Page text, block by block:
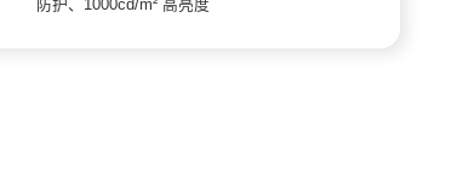
防护、1000cd/m² 高亮度